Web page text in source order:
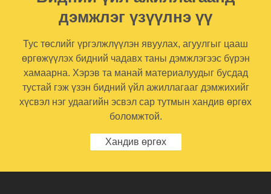
дэмжлэг үзүүлнэ үү
Тус төслийг үргэлжлүүлэн явуулах, агуулгыг цааш
өргөжүүлэх бидний чадавх таны дэмжлэгээс бүрэн
хамаарна. Хэрэв та манай материалуудыг бусдад
тустай гэж үзэн бидний үйл ажиллагааг дэмжихийг
хүсвэл нэг удаагийн эсвэл сар тутмын хандив өргөх
боломжтой.
Хандив өргөх